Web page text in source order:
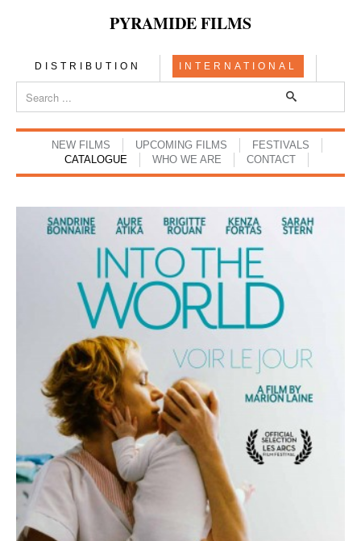
PYRAMIDE FILMS
DISTRIBUTION INTERNATIONAL
NEW FILMS UPCOMING FILMS
FESTIVALS
CATALOGUE
WHO WE ARE CONTACT